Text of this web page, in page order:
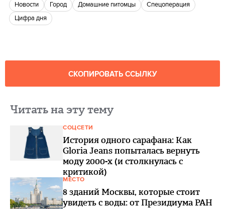
новости город домашние питомцы
спецоперация
цифра дня
СКОПИРОВАТЬ ССЫЛКУ
Читать на эту тему
СОЦСЕТИ
История одного сарафана: Как
Gloria Jeans попыталась вернуть
моду 2000-х (и столкнулась с
критикой)
МЕСТО
8 зданий Москвы, которые стоит
увидеть с воды: от Президиума РАН